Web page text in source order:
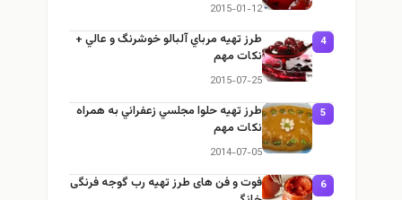
2015-01-12
طرز تهيه مرباي آلبالو خوشرنگ و عالي +
نكات مهم
2015-07-25
طرز تهيه حلوا مجلسي زعفراني به همراه
نكات مهم
2014-07-05
فوت و فن های طرز تهیه رب گوجه فرنگی